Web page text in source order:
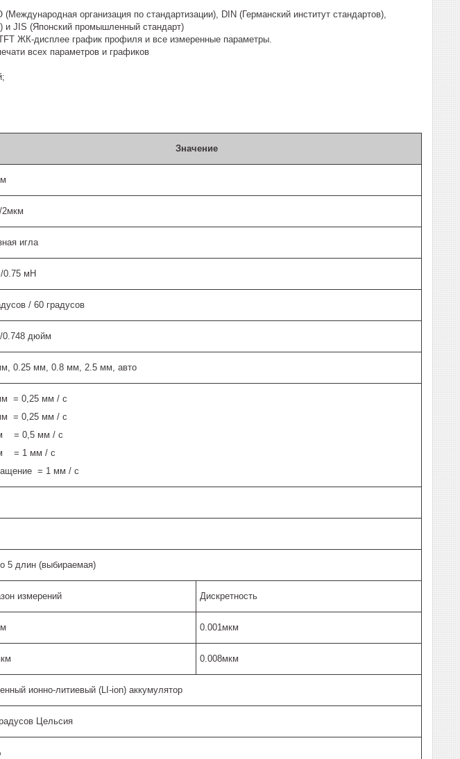
организация по стандартизации), DIN (Германский институт стандартов),
и JIS (Японский промышленный стандарт)
ЖК-дисплее график профиля и все измеренные параметры.
всех параметров и графиков
Значение
игла
мН
/ 60 градусов
0.748 дюйм
0.25 мм, 0.8 мм, 2.5 мм, авто
= 0,25 мм / с
= 0,25 мм / с
= 0,5 мм / с
= 1 мм / с
= 1 мм / с
5 длин (выбираемая)
измерений Дискретность
0.001мкм
0.008мкм
ионно-литиевый (LI-ion) аккумулятор
Цельсия